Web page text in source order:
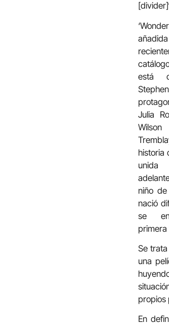
añadida
está
Julia
historia
niño
nació
se
primera
Se
una
propios
En